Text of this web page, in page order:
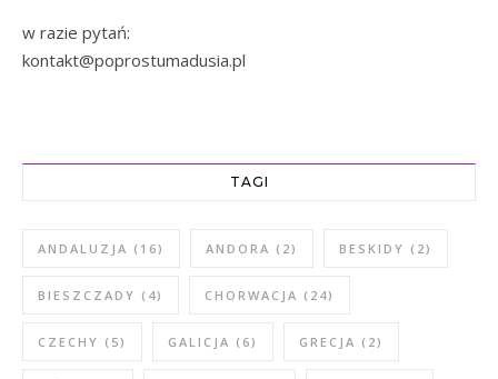
w razie pytań:
kontakt@poprostumadusia.pl
TAGI
ANDALUZJA (16) ANDORA (2) BESKIDY (2)
BIESZCZADY (4) CHORWACJA (24)
CZECHY (5) GALICJA (6) GRECJA (2)